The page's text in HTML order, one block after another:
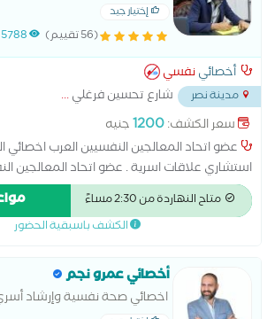
إختيار جيد
(56 تقييم) 5788
أخصائينفسي
مدينة نصر شارع تحسين فرغلي...
سعر الكشف:1200جنيه
عضو اتحاد المعالجين النفسيين العرب اخصائي
استشاري علاقات اسرية . عضو اتحاد المعالجين
ماجستير مهني الاضطرابات الجنسية من جامعة
مهنية في علم النفس الاكلينكي . . مدير مركز
متاح النهاردة من 2:30 مساءً
الكشف باسبقية الحضور
أخصائي عمرو نجم
اخصائي صحة نفسية وإرشاد